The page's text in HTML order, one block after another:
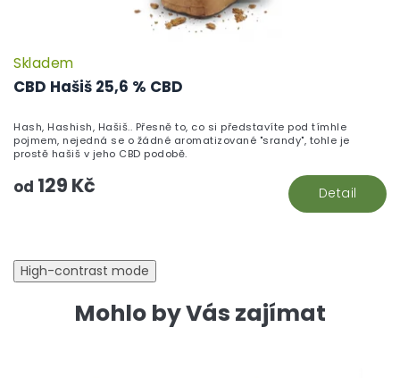
CBD Hašiš 25,6 % CBD
Skladem
od 129 Kč Detail
Hash, Hashish, Hašiš.. Přesně to, co si představíte pod tímhle
pojmem, nejedná se o žádné aromatizované "srandy", tohle je
prostě hašiš v jeho CBD podobě.
High-contrast mode
Mohlo by Vás zajímat